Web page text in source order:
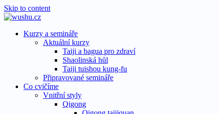
Skip to content
Kurzy a semináře
Aktuální kurzy
Taiji a bagua pro zdraví
Shaolinská hůl
Taiji tuishou kung-fu
Připravované semináře
Co cvičíme
Vnitřní styly
Qigong